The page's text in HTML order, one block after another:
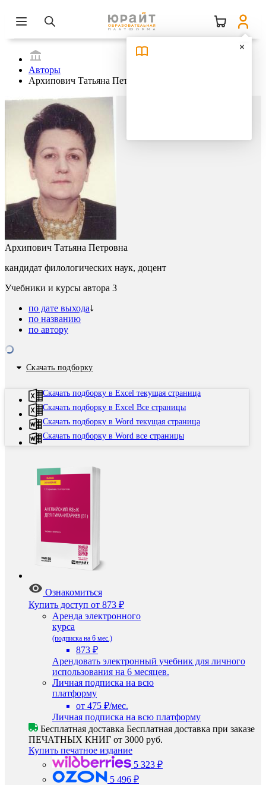
Авторы
Архипович Татьяна Петровна
Архипович Татьяна Петровна
кандидат филологических наук, доцент
Учебники и курсы автора 3
по дате выхода
по названию
по автору
Скачать подборку
Скачать подборку в Excel текущая страница
Скачать подборку в Excel Все страницы
Скачать подборку в Word текущая страница
Скачать подборку в Word все страницы
Ознакомиться
Купить доступ от 873 ₽
Аренда электронного
курса
(подписка на 6 мес.)
873 ₽
Арендовать электронный учебник для личного
использования на 6 месяцев.
Личная подписка на всю
платформу
от 475 ₽/мес.
Личная подписка на всю платформу
Бесплатная доставка Бесплатная доставка при заказе
ПЕЧАТНЫХ КНИГ от 3000 руб.
Купить печатное издание
5 323 ₽
5 496 ₽